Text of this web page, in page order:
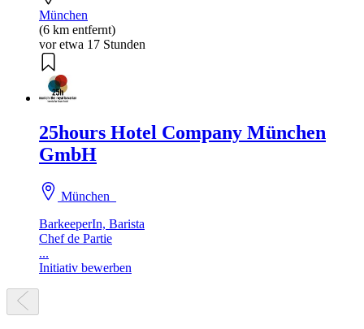
München
(6 km entfernt)
vor etwa 17 Stunden
25hours Hotel Company München
GmbH
München
BarkeeperIn, Barista
Chef de Partie
...
Initiativ bewerben